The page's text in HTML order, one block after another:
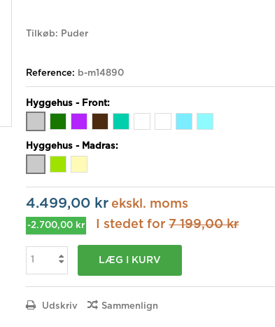
Tilkøb: Puder
Reference: b-m14890
Hyggehus - Front:
Hyggehus - Madras:
4.499,00 kr ekskl. moms
-2.700,00 kr I stedet for7 199,00 kr
LÆG I KURV
Udskriv Sammenlign